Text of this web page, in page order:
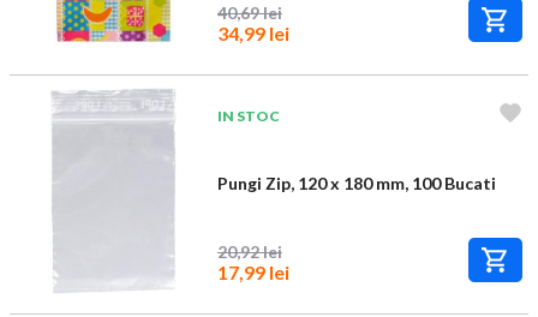
40,69 lei
34,99 lei
IN STOC
Pungi Zip, 120 x 180 mm, 100 Bucati
20,92 lei
17,99 lei